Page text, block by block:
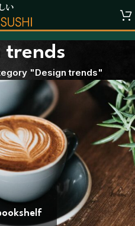
trends
"Design trends"